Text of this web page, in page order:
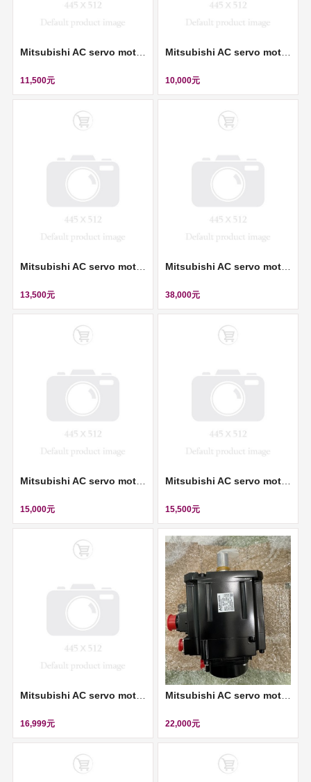
11,500元 10,000元
13,500元 38,000元
15,000元 15,500元
16,999元 22,000元